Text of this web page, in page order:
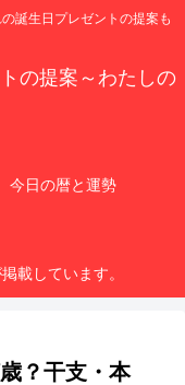
誕生日プレゼントの提案も
の提案～わたしの
今日の暦と運勢
載しています。
？干支・本